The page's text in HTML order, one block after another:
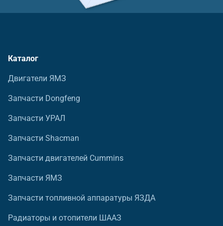
Каталог
Двигатели ЯМЗ
Запчасти Dongfeng
Запчасти УРАЛ
Запчасти Shacman
Запчасти двигателей Cummins
Запчасти ЯМЗ
Запчасти топливной аппаратуры ЯЗДА
Радиаторы и отопители ШААЗ